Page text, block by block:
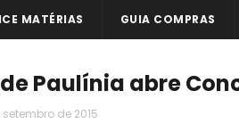
MATÉRIAS GUIA COMPRAS
Paulínia abre
de 2015